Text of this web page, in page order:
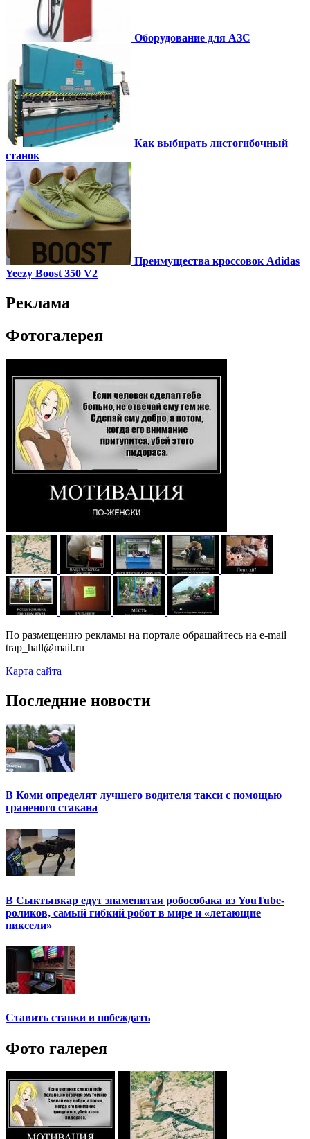
Оборудование для АЗС
Как выбирать листогибочный
станок
Преимущества кроссовок Adidas
Yeezy Boost 350 V2
Реклама
Фотогалерея
По размещению рекламы на портале обращайтесь на e-mail
trap_hall@mail.ru
Карта сайта
Последние новости
В Коми определят лучшего водителя такси с помощью
граненого стакана
В Сыктывкар едут знаменитая робособака из YouTube-
роликов, самый гибкий робот в мире и «летающие
пиксели»
Ставить ставки и побеждать
Фото галерея